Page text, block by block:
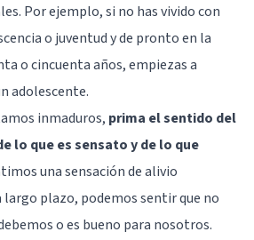
Por ejemplo, si no has vivido con
o juventud y de pronto en la
o cincuenta años, empiezas a
adolescente.
inmaduros, prima el sentido del
lo que es sensato y de lo que
una sensación de alivio
plazo, podemos sentir que no
o es bueno para nosotros.